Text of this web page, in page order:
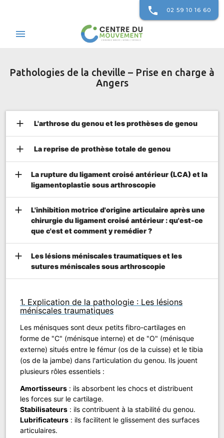
phone 02 59 10 16 60
menu
Pathologies de la cheville – Prise en charge à
Angers
add L'arthrose du genou et les prothèses de genou
add La reprise de prothèse totale de genou
add
La rupture du ligament croisé antérieur (LCA) et la
ligamentoplastie sous arthroscopie
add
L'inhibition motrice d'origine articulaire après une
chirurgie du ligament croisé antérieur : qu'est-ce
que c'est et comment y remédier ?
add
Les lésions méniscales traumatiques et les
sutures méniscales sous arthroscopie
1. Explication de la pathologie : Les lésions
méniscales traumatiques
Les ménisques sont deux petits fibro-cartilages en
forme de "C" (ménisque interne) et de "O" (ménisque
externe) situés entre le fémur (os de la cuisse) et le tibia
(os de la jambe) dans l'articulation du genou. Ils jouent
plusieurs rôles essentiels :
Amortisseurs : ils absorbent les chocs et distribuent
les forces sur le cartilage.
Stabilisateurs : ils contribuent à la stabilité du genou.
Lubrificateurs : ils facilitent le glissement des surfaces
articulaires.